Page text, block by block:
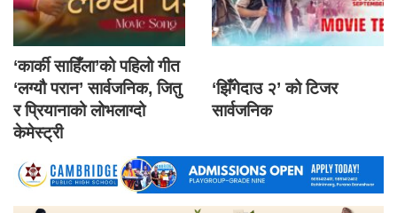
‘कार्की साहिँला’को पहिलो गीत
‘लग्यौ परान’ सार्वजनिक, जितु
र प्रियानाको लोभलाग्दो
केमेस्ट्री
‘झिँगेदाउ २’ को टिजर
सार्वजनिक